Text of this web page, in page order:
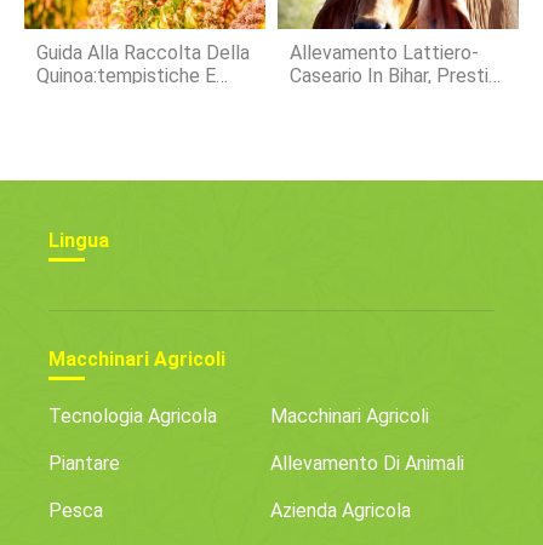
Guida Alla Raccolta Della
Quinoa:tempistiche E
Allevamento Lattiero-
Caseario In Bihar, Prestiti,
Lingua
Macchinari Agricoli
Tecnologia Agricola Macchinari Agricoli
Piantare Allevamento Di Animali
Pesca Azienda Agricola